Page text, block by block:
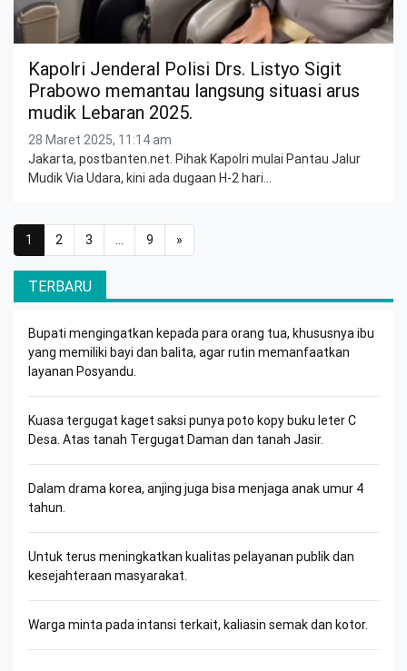
Kapolri Jenderal Polisi Drs. Listyo Sigit
Prabowo memantau langsung situasi arus
mudik Lebaran 2025.
28 Maret 2025, 11:14 am
Jakarta, postbanten.net. Pihak Kapolri mulai Pantau Jalur
Mudik Via Udara, kini ada dugaan H-2 hari…
Posts navigation
1 2 3 9 »
TERBARU
Bupati mengingatkan kepada para orang tua, khususnya ibu
yang memiliki bayi dan balita, agar rutin memanfaatkan
layanan Posyandu.
Kuasa tergugat kaget saksi punya poto kopy buku leter C
Desa. Atas tanah Tergugat Daman dan tanah Jasir.
Dalam drama korea, anjing juga bisa menjaga anak umur 4
tahun.
Untuk terus meningkatkan kualitas pelayanan publik dan
kesejahteraan masyarakat.
Warga minta pada intansi terkait, kaliasin semak dan kotor.